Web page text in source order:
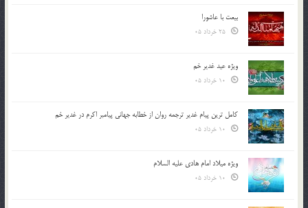
بیعت با عاشورا
ویژه عید غدیر خم
کامل ترین پیام غدیر ترجمه روان از خطابه جهانی پیامبر اکرم در غدیر خم
ویژه میلاد امام هادی علیه السلام